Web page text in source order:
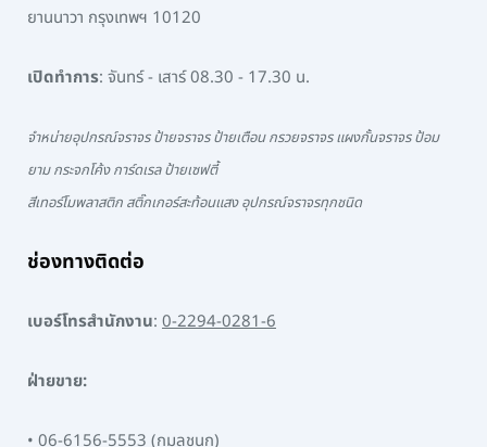
ยานนาวา กรุงเทพฯ 10120
เปิดทำการ: จันทร์ - เสาร์ 08.30 - 17.30 น.
จำหน่ายอุปกรณ์จราจร ป้ายจราจร ป้ายเตือน กรวยจราจร แผงกั้นจราจร ป้อม
ยาม กระจกโค้ง การ์ดเรล ป้ายเซฟตี้
สีเทอร์โมพลาสติก สติ๊กเกอร์สะท้อนแสง อุปกรณ์จราจรทุกชนิด
ช่องทางติดต่อ
เบอร์โทรสำนักงาน: 0-2294-0281-6
ฝ่ายขาย:
• 06-6156-5553 (กมลชนก)